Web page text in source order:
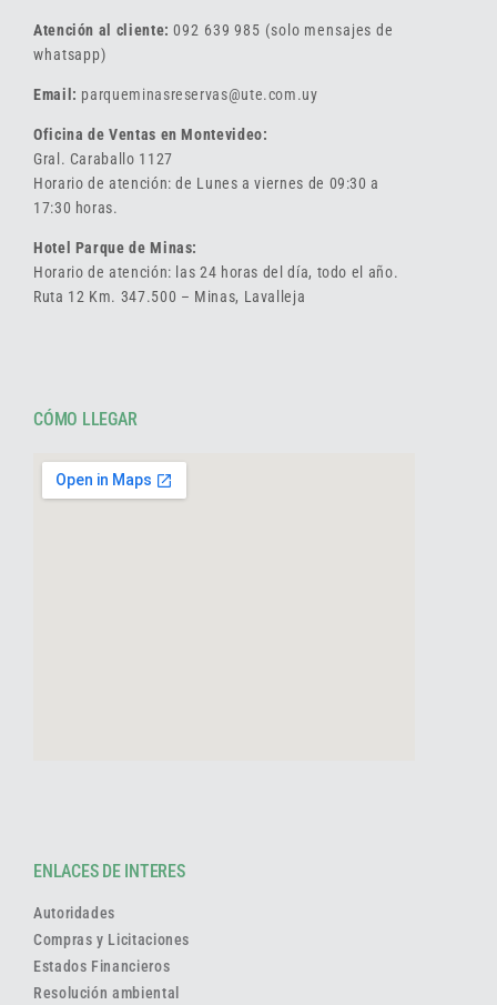
Atención al cliente:092 639 985 (solo mensajes de
whatsapp)
Email: parqueminasreservas@ute.com.uy
Oficina de Ventas en Montevideo:
Gral. Caraballo 1127
Horario de atención: de Lunes a viernes de 09:30 a
17:30 horas.
Hotel Parque de Minas:
Horario de atención: las 24 horas del día, todo el año.
Ruta 12 Km. 347.500 – Minas, Lavalleja
CÓMO LLEGAR
ENLACES DE INTERES
Autoridades
Compras y Licitaciones
Estados Financieros
Resolución ambiental